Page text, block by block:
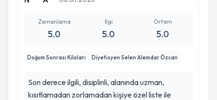
Zamanlama
5.0
İlgi
5.0
Ortam
5.0
Doğum Sonrası Kiloları Diyetisyen Selen Alemdar Özcan
Son derece ilgili, disiplinli, alanında uzman,
kısıtlamadan zorlamadan kişiye özel liste ile